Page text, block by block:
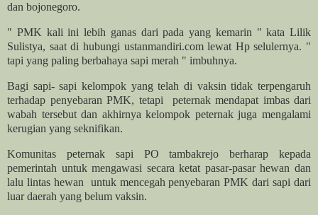
dan bojonegoro.
" PMK kali ini lebih ganas dari pada yang kemarin " kata Lilik
Sulistya, saat di hubungi ustanmandiri.com lewat Hp selulernya. "
tapi yang paling berbahaya sapi merah " imbuhnya.
Bagi sapi- sapi kelompok yang telah di vaksin tidak terpengaruh
terhadap penyebaran PMK, tetapi
peternak mendapat imbas dari
wabah tersebut dan akhirnya kelompok peternak juga mengalami
kerugian yang seknifikan.
Komunitas peternak sapi PO tambakrejo berharap kepada
pemerintah untuk mengawasi secara ketat pasar-pasar hewan dan
lalu lintas hewan untuk mencegah penyebaran PMK dari sapi dari
luar daerah yang belum vaksin.